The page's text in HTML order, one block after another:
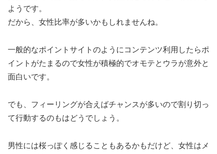
ようです。
だから、女性比率が多いかもしれませんね。
一般的なポイントサイトのようにコンテンツ利用したらポ
イントがたまるので女性が積極的でオモテとウラが意外と
面白いです。
でも、フィーリングが合えばチャンスが多いので割り切っ
て行動するのもはどうでしょう。
男性には桜っぽく感じることもあるかもだけど、女性はメ